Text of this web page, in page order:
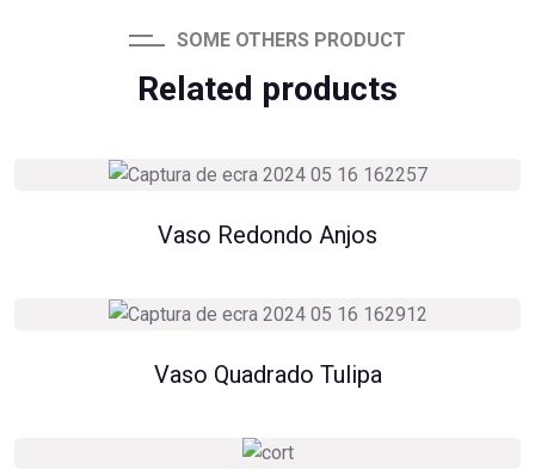
SOME OTHERS PRODUCT
Related products
Vaso Redondo Anjos
Vaso Quadrado Tulipa